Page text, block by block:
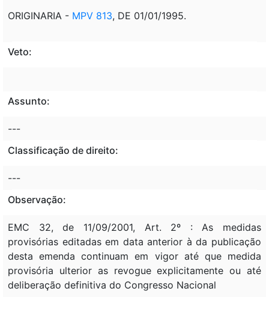
ORIGINARIA - MPV 813, DE 01/01/1995.
Veto:
Assunto:
---
Classificação de direito:
---
Observação:
EMC 32, de 11/09/2001, Art. 2º : As medidas
provisórias editadas em data anterior à da publicação
desta emenda continuam em vigor até que medida
provisória ulterior as revogue explicitamente ou até
deliberação definitiva do Congresso Nacional